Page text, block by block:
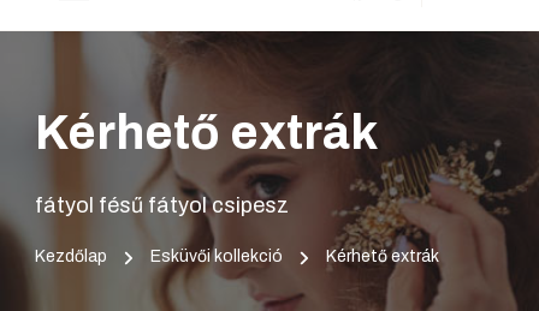
Kérhető extrák
fátyol fésű fátyol csipesz
Kezdőlap Esküvői kollekció Kérhető extrák